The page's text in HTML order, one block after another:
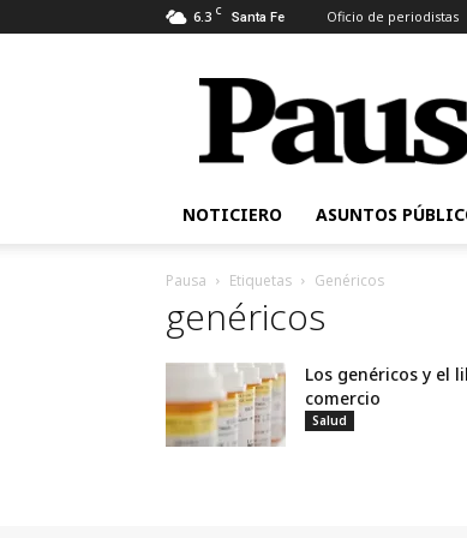
6.3 C Santa Fe Oficio de periodistas
Pausa
NOTICIERO ASUNTOS
Pausa Etiquetas Genéricos
genéricos
Los genéricos y el
comercio
Salud